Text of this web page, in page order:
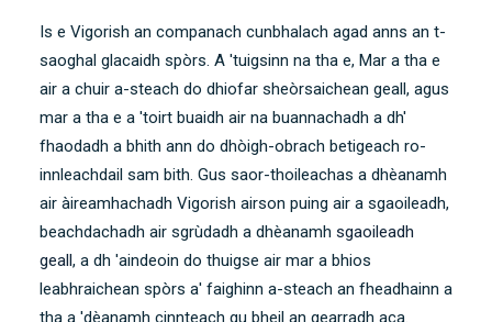
Is e Vigorish an companach cunbhalach agad anns an t-
saoghal glacaidh spòrs. A 'tuigsinn na tha e, Mar a tha e
air a chuir a-steach do dhiofar sheòrsaichean geall, agus
mar a tha e a 'toirt buaidh air na buannachadh a dh'
fhaodadh a bhith ann do dhòigh-obrach betigeach ro-
innleachdail sam bith. Gus saor-thoileachas a dhèanamh
air àireamhachadh Vigorish airson puing air a sgaoileadh,
beachdachadh air sgrùdadh a dhèanamh sgaoileadh
geall , a dh 'aindeoin do thuigse air mar a bhios
leabhraichean spòrs a' faighinn a-steach an fheadhainn a
tha a 'dèanamh cinnteach gu bheil an gearradh aca.